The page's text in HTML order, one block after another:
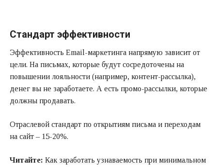
Стандарт эффективности
Эффективность Email-маркетинга напрямую зависит от
цели. На письмах, которые будут сосредоточены на
повышении лояльности (например, контент-рассылка),
денег вы не заработаете. А есть промо-рассылки, которые
должны продавать.
Отраслевой стандарт по открытиям письма и переходам
на сайт – 15-20%.
Читайте: Как заработать узнаваемость при минимальном